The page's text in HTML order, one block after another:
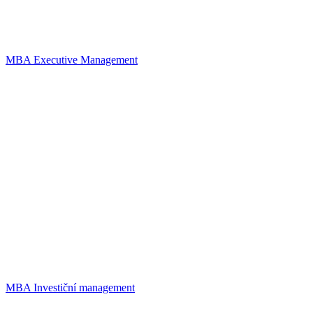
MBA Executive Management
MBA Investiční management